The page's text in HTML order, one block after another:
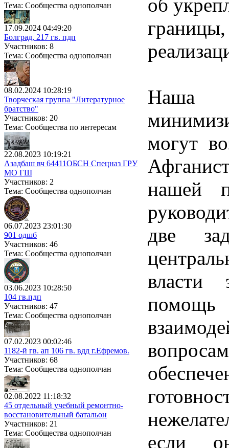
Тема: Сообщества однополчан
17.09.2024 04:49:20
Болград, 217 гв. пдп
Участников: 8
Тема: Сообщества однополчан
08.02.2024 10:28:19
Творческая группа "Литературное
братство"
Участников: 20
Тема: Сообщества по интересам
22.08.2023 10:19:21
Азадбаш вч 64411ОБСН Спецназ ГРУ
МО ГШ
Участников: 2
Тема: Сообщества однополчан
06.07.2023 23:01:30
901 одшб
Участников: 46
Тема: Сообщества однополчан
03.06.2023 10:28:50
104 гв.пдп
Участников: 47
Тема: Сообщества однополчан
07.02.2023 00:02:46
1182-й гв. ап 106 гв. вдд г.Ефремов.
Участников: 68
Тема: Сообщества однополчан
02.08.2022 11:18:32
45 отдельный учебный ремонтно-
восстановительный батальон
Участников: 21
Тема: Сообщества однополчан
об
Наша
могут
нашей
две
власти
помощь
если